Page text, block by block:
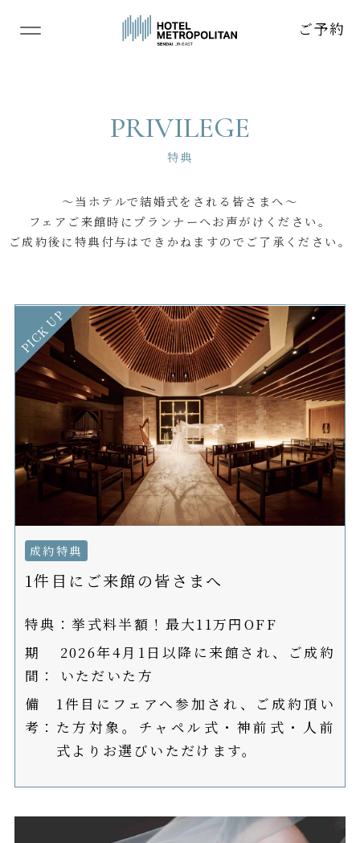
ご予約
当ホテルの結婚式
BANQUET 披露宴会場
BRIDAL FAIR ブライダルフェア
WEDDING PLAN ウェディングプラン
PRIVILEGE 特典
ACCESS アクセス
FAQ よくあるご質問
TOPICS
INSTAGRAM 公式インスタグラム
PRIVILEGE
特典
〜当ホテルで結婚式をされる皆さまへ〜
フェアご来館時にプランナーへお声がけください。
ご成約後に特典付与はできかねますのでご了承ください。
PICK UP
成約特典
1件目にご来館の皆さまへ
特典： 挙式料半額！最大11万円OFF
期
間：
2026年4月1日以降に来館され、ご成約
いただいた方
備
考：
1件目にフェアへ参加され、ご成約頂い
た方対象。チャペル式・神前式・人前
式よりお選びいただけます。